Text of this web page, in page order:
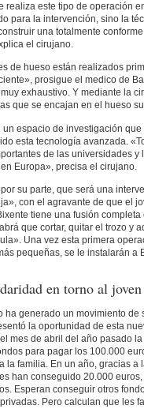
realiza este tipo de operación
para la intervención, sino la
una totalmente
el cirujano.
de hueso están realizados
prosigue el medico de
exhaustivo. Y mediante la
que se encajan en el hueso
un espacio de investigación
esta tecnología avanzada.
de las universidades y
Europa», precisa el cirujano.
su parte, que será una
con el agravante de que el
tiene una fusión
que cortar, quitar el trozo y
Una vez esta primera
pequeñas, se le instalarán a
en torno al joven
ha generado un movimiento
la oportunidad de esta
mes de abril del año pasado
para pagar los 100.000
la familia. En un año, gracias a
han conseguido 20.000
Esperan conseguir otros
Pero calculan que les